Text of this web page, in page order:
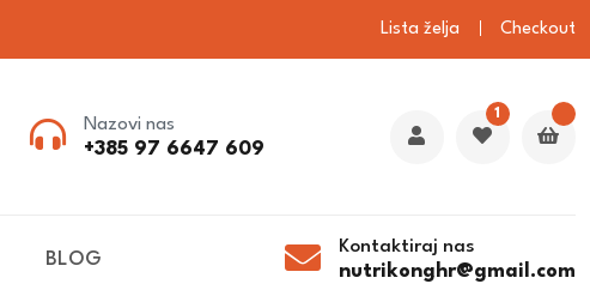
Lista želja Checkout
Nazovi nas
+385 97 6647 609
1
BLOG
Kontaktiraj nas
nutrikonghr@gmail.com